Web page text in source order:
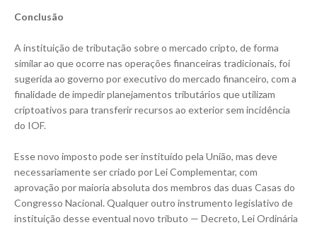
Conclusão
A instituição de tributação sobre o mercado cripto, de forma
similar ao que ocorre nas operações financeiras tradicionais, foi
sugerida ao governo por executivo do mercado financeiro, com a
finalidade de impedir planejamentos tributários que utilizam
criptoativos para transferir recursos ao exterior sem incidência
do IOF.
Esse novo imposto pode ser instituído pela União, mas deve
necessariamente ser criado por Lei Complementar, com
aprovação por maioria absoluta dos membros das duas Casas do
Congresso Nacional. Qualquer outro instrumento legislativo de
instituição desse eventual novo tributo — Decreto, Lei Ordinária